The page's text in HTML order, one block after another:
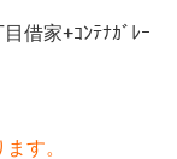
借家+ｺﾝﾃﾅｶﾞﾚｰ
す。